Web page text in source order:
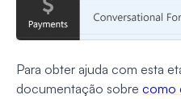
Para obter ajuda com esta
documentação sobre como